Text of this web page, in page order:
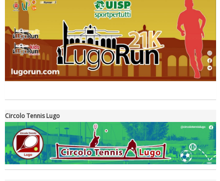
Tiziano Pesce a Radio InBlu2000 traccia il bilancio della stagione
Circolo Tennis Lugo